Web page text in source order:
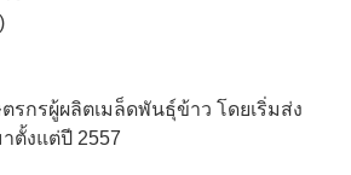
รกรผู้ผลิตเมล็ดพันธุ์ข้าว โดยเริ่มส่ง
ตั้งแต่ปี 2557